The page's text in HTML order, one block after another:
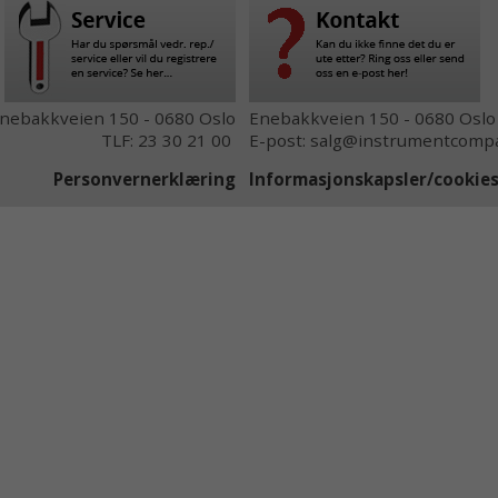
150 - 0680 Oslo
TLF: 23 30 21 00
Personvernerklæring
Enebakkveien 150 - 0680 Oslo
E-post:
Informasjonskapsler/cookies